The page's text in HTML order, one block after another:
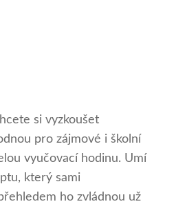
si vyzkoušet
pro zájmové i školní
vyučovací hodinu. Umí
který sami
ho zvládnou už